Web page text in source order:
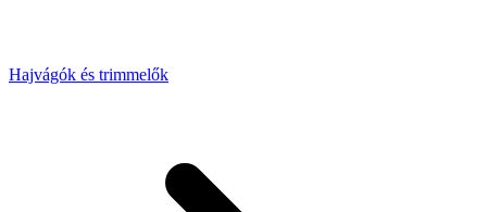
Hajvágók és trimmelők